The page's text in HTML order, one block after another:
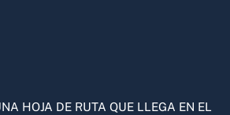
HOJA DE RUTA QUE LLEGA EN EL